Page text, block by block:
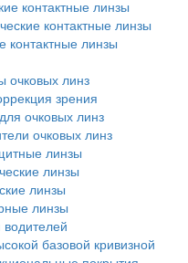
контактные линзы
контактные линзы
контактные линзы
очковых линз
зрения
очковых линз
очковых линз
линзы
линзы
линзы
линзы
базовой кривизной